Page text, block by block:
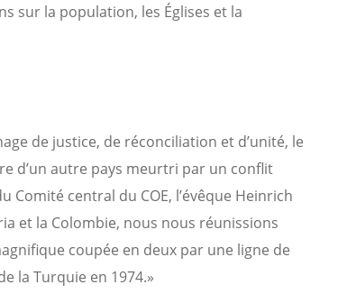
sur la population, les Églises et la
de justice, de réconciliation et d’unité, le
d’un autre pays meurtri par un conflit
Comité central du COE, l’évêque Heinrich
et la Colombie, nous nous réunissions
coupée en deux par une ligne de
la Turquie en 1974.»